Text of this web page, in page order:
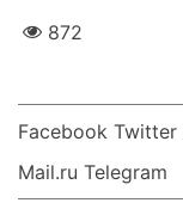
872
Facebook Twitter
Mail.ru Telegram